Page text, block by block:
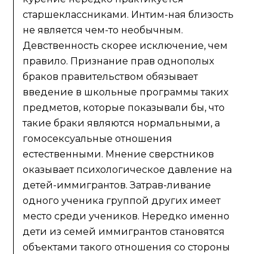
старшеклассниками. Интим-ная близость
не является чем-то необычным.
Девственность скорее исключение, чем
правило. Признание прав однополых
браков правительством обязывает
введение в школьные программы таких
предметов, которые показывали бы, что
такие браки являются нормальными, а
гомосексуальные отношения
естественными. Мнение сверстников
оказывает психологическое давление на
детей-иммигрантов. Затрав-ливание
одного ученика группой других имеет
место среди учеников. Нередко именно
дети из семей иммигрантов становятся
объектами такого отношения со стороны